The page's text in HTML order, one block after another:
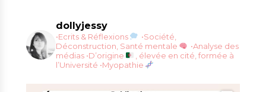
dollyjessy
•Ecrits & Réflexions
•Société,
Déconstruction, Santé mentale
•Analyse des
médias •D’origine
, élevée en cité, formée à
l’Université •Myopathie